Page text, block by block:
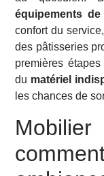
équipements
confort du
des pâtisseries
premières
du matériel
les chances de